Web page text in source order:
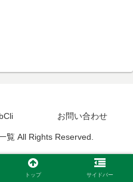
お問い合わせ
覧 All Rights Reserved.
トップ サイドバー